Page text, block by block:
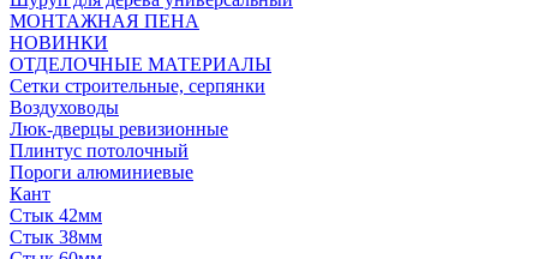
МОНТАЖНАЯ ПЕНА
НОВИНКИ
ОТДЕЛОЧНЫЕ МАТЕРИАЛЫ
Сетки строительные, серпянки
Воздуховоды
Люк-дверцы ревизионные
Плинтус потолочный
Пороги алюминиевые
Кант
Стык 42мм
Стык 38мм